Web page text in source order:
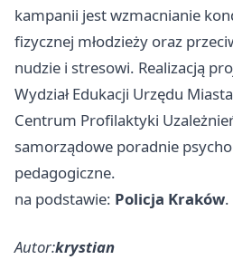
kampanii jest wzmacnianie
fizycznej młodzieży oraz
nudzie i stresowi. Realizacją
Wydział Edukacji Urzędu
Centrum Profilaktyki
samorządowe poradnie
pedagogiczne.
na podstawie: Policja Kraków.
Autor:krystian